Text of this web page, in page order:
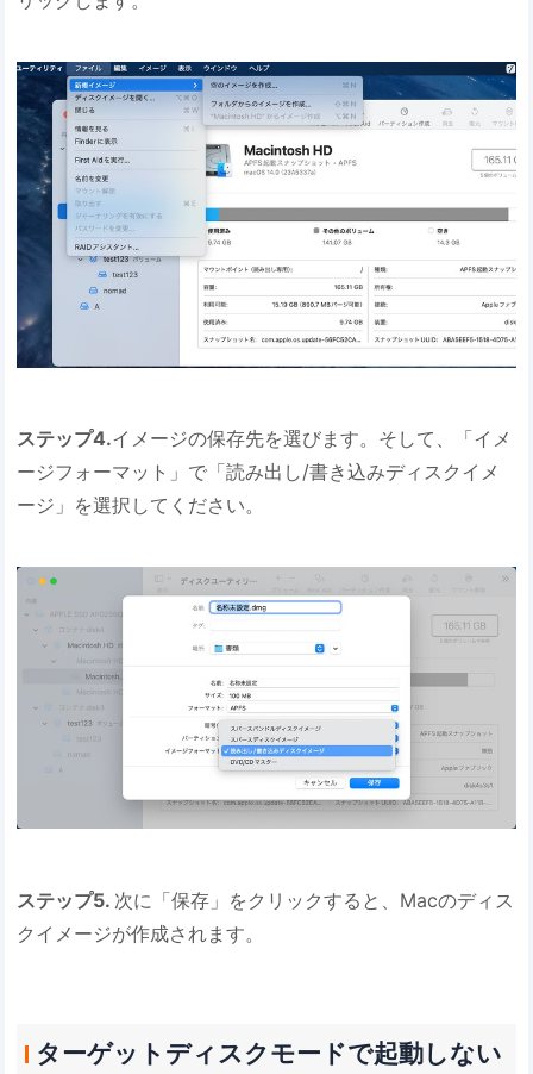
ステップ4.イメージの保存先を選びます。そして、「イメ
ージフォーマット」で「読み出し/書き込みディスクイメ
ージ」を選択してください。
ステップ5. 次に「保存」をクリックすると、Macのディス
クイメージが作成されます。
ターゲットディスクモードで起動しない